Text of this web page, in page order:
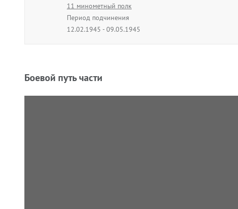
11 минометный полк
Период подчинения
12.02.1945 - 09.05.1945
Боевой путь части